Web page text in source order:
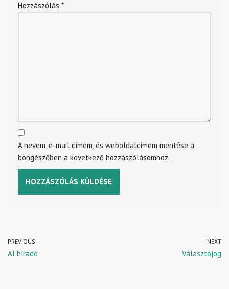
Hozzászólás *
A nevem, e-mail címem, és weboldalcímem mentése a
böngészőben a következő hozzászólásomhoz.
PREVIOUS
AI híradó
NEXT
Választójog